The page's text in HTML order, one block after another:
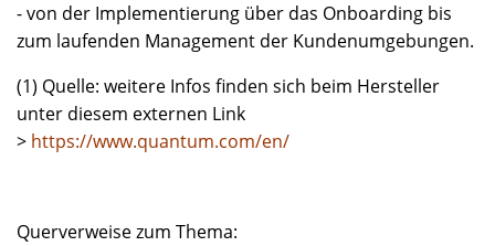
- von der Implementierung über das Onboarding bis
zum laufenden Management der Kundenumgebungen.
(1) Quelle: weitere Infos finden sich beim Hersteller
unter diesem externen Link
> https://www.quantum.com/en/
Querverweise zum Thema: